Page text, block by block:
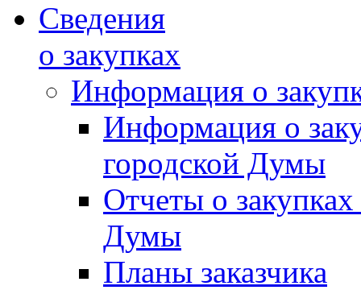
Сведения
о закупках
Информация о
Информация о
городской Думы
Отчеты о
Думы
Планы заказчика